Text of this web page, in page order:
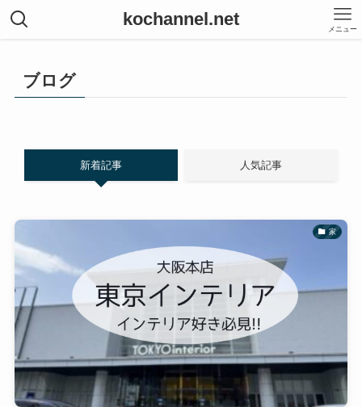
kochannel.net メニュー
ブログ
新着記事 人気記事
家